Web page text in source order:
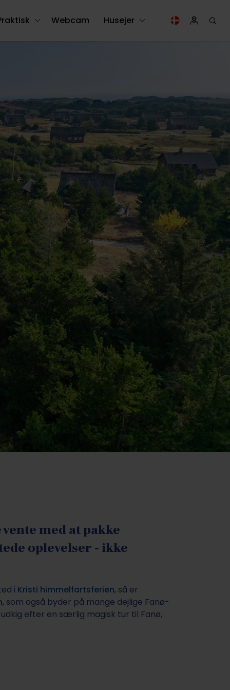
Webcam Husejer
med at pakke
oplevelser - ikke
i Kristi himmelfartsferien, så er
, som også byder på mange dejlige Fanø-
efter en særlig magisk tur til Fanø,